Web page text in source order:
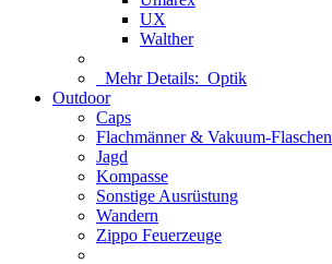
UX
Walther
Mehr Details: Optik
Outdoor
Caps
Flachmänner & Vakuum-Flaschen
Jagd
Kompasse
Sonstige Ausrüstung
Wandern
Zippo Feuerzeuge